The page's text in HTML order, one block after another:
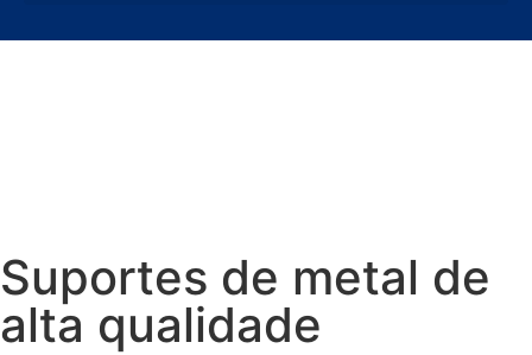
Suportes de metal de
alta qualidade